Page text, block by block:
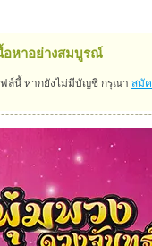
อหาอย่างสมบูรณ์
ล์นี้ หากยังไม่มีบัญชี กรุณา สมั